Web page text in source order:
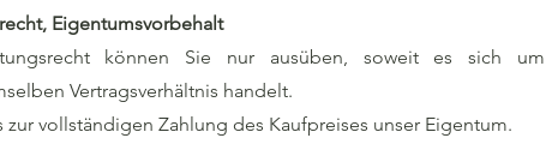
Eigentumsvorbehalt
können Sie nur ausüben, soweit es sich um
Vertragsverhältnis handelt.
vollständigen Zahlung des Kaufpreises unser Eigentum.